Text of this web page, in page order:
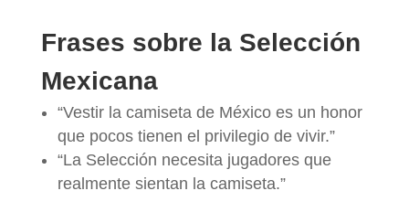
Frases sobre la Selección
Mexicana
“Vestir la camiseta de México es un honor
que pocos tienen el privilegio de vivir.”
“La Selección necesita jugadores que
realmente sientan la camiseta.”